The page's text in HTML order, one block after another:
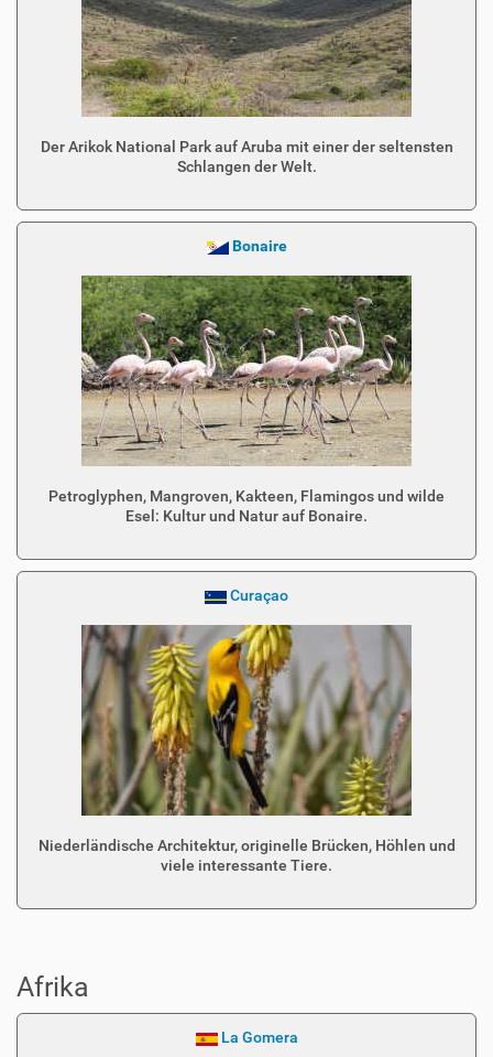
Der Arikok National Park auf Aruba mit einer der seltensten
Schlangen der Welt.
Bonaire
Petroglyphen, Mangroven, Kakteen, Flamingos und wilde
Esel: Kultur und Natur auf Bonaire.
Curaçao
Niederländische Architektur, originelle Brücken, Höhlen und
viele interessante Tiere.
Afrika
La Gomera